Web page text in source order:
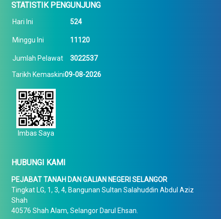
STATISTIK PENGUNJUNG
Hari Ini 524
Minggu Ini 11120
Jumlah Pelawat 3022537
Tarikh Kemaskini09-08-2026
Imbas Saya
HUBUNGI KAMI
PEJABAT TANAH DAN GALIAN NEGERI SELANGOR
Tingkat LG, 1, 3, 4, Bangunan Sultan Salahuddin Abdul Aziz
Shah
40576 Shah Alam, Selangor Darul Ehsan.